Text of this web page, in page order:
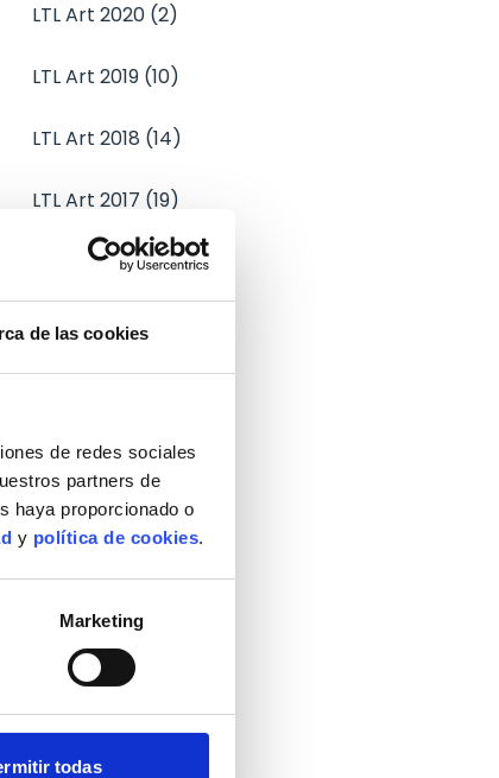
de las cookies
de redes sociales
partners de
haya proporcionado o
y política de cookies.
Marketing
todas
LTL Art 2020 (2)
LTL Art 2019 (10)
LTL Art 2018 (14)
LTL Art 2017 (19)
LTL Art 2016 (17)
LTL Art 2015 (23)